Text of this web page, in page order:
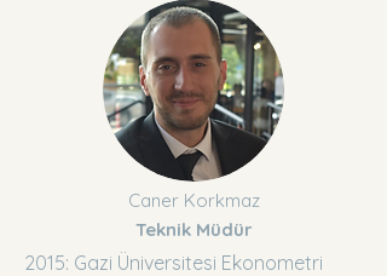
Caner Korkmaz
Teknik Müdür
2015: Gazi Üniversitesi Ekonometri